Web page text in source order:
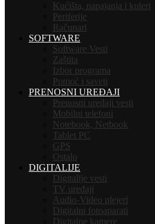
Kućišta, napajanja i kuleri
Periferije
Računari
SOFTWARE
Software Vesti
Zaštita
Izbor programa
Pomoć i saveti
PRENOSNI UREĐAJI
Prenosni uređaji vesti
Mobilni telefoni
Notebook, Netbook
Tablet PC
GPS
Ostalo
DIGITALIJE
Digitalije vesti
TV uređaji
Audio-Video plejeri
Digitalni fotoaparati
Digitalne kamere